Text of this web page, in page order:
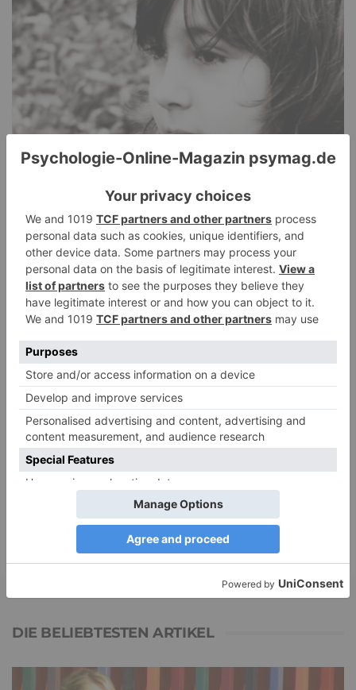
PDA Autismus: Merkmale und Umgang mit
PANDA-Kindern – Kinder mit starkem
Autonomiebedürfnis (1)
9. Juli 2026 0
NEUESTE KOMMENTARE
ruhige Antworten
HaBa zuVerbale Angriffe abwehren: Psychologische Tipps für
ruhige Antworten
AdelezuVerbale Angriffe abwehren: Psychologische Tipps für
ruhige Antworten
Juliette P.zuMerkmale der komplexen Posttraumatischen
Belastungsstörung: Traumafolgen verständlich erklärt
zuElternteil narzisstisch: So sieht dein heutiges Leben
vermutlich aus – Narzisstisch geprägte Kindheit (1)
DIE BELIEBTESTEN ARTIKEL